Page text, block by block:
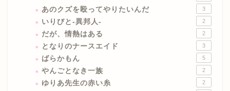
あのクズを殴ってやりたいんだ 3
いりびと-異邦人- 2
だが、情熱はある 2
となりのナースエイド 3
ばらかもん 5
やんごとなき一族 2
ゆりあ先生の赤い糸 2